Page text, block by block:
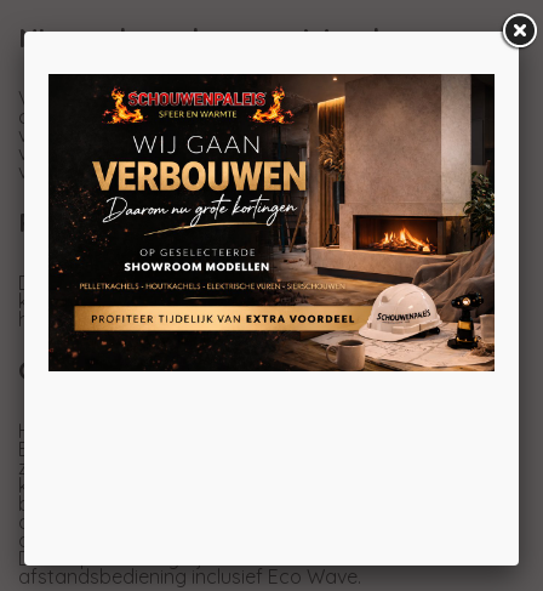
Nieuwe branders van Wanders
Voor deze vrijstaande gaskachel heeft Wanders
compleet nieuwe branders ontwikkeld waarbij de
vlammen echt uit de blokken komen. Deze suprieure
verbrandingstechniek geeft een heel erg realistisch
vlammenspel met een prachtige houtset.
Propaan
De optie met propaan is alleen mogelijk wanneer er
kiezels in komen. Dit kan niet in combinatie met een
houtset.
Optioneel: Eco Wave
Het is mogelijk om de Onyx Wall uit te rusten met het
EcoWave principe. Het EcoWave systeem van Wanders
zorgt voor een nog natuurlijker vlambeeld. De brander
kan variëren in hoogte van het vuur. Zo brand de haard
bijvoorbeeld op 50% van het vermogen maar doet dat
door de ene keer op 30% te branden en de andere keer
op 70% etc.
Deze optie in mogelijk als u de kachel kiest met
afstandsbediening inclusief Eco Wave.